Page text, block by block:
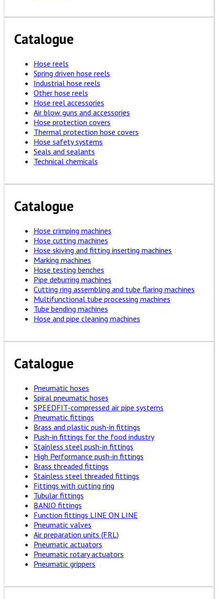
Catalogue
Hose reels
Spring driven hose reels
Industrial hose reels
Other hose reels
Hose reel accessories
Air blow guns and accessories
Hose protection covers
Thermal protection hose covers
Hose safety systems
Seals and sealants
Technical chemicals
Catalogue
Hose crimping machines
Hose cutting machines
Hose skiving and fitting inserting machines
Marking machines
Hose testing benches
Pipe deburring machines
Cutting ring assembling and tube flaring machines
Multifunctional tube processing machines
Tube bending machines
Hose and pipe cleaning machines
Catalogue
Pneumatic hoses
Spiral pneumatic hoses
SPEEDFIT-compressed air pipe systems
Pneumatic fittings
Brass and plastic push-in fittings
Push-in fittings for the food industry
Stainless steel push-in fittings
High Performance push-in fittings
Brass threaded fittings
Stainless steel threaded fittings
Fittings with cutting ring
Tubular fittings
BANJO fittings
Function fittings LINE ON LINE
Pneumatic valves
Air preparation units (FRL)
Pneumatic actuators
Pneumatic rotary actuators
Pneumatic grippers